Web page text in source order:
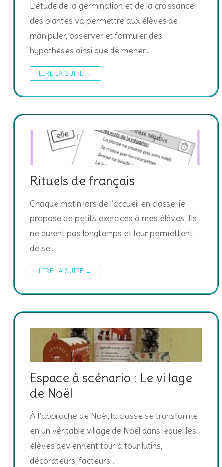
L’étude de la germination et de la croissance
des plantes va permettre aux élèves de
manipuler, observer et formuler des
hypothèses ainsi que de mener…
LIRE LA SUITE →
Rituels de français
Chaque matin lors de l’accueil en classe, je
propose de petits exercices à mes élèves. Ils
ne durent pas longtemps et leur permettent
de se…
LIRE LA SUITE →
Espace à scénario : Le village
de Noël
À l’approche de Noël, la classe se transforme
en un véritable village de Noël dans lequel les
élèves deviennent tour à tour lutins,
décorateurs, facteurs…